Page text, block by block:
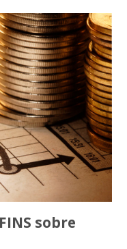
sobre